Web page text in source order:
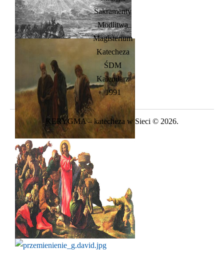
Sakramenty
Modlitwa
Magisterium
Katecheza
ŚDM
Kalendarz
1991
KERYGMA – katecheza w Sieci © 2026.